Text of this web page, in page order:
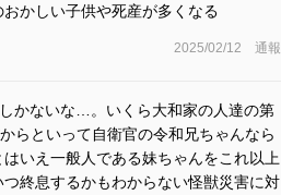
かしい子供や死産が多くなる
2025/02/12 通報
かないな…。いくら大和家の人達の第
らといって自衛官の令和兄ちゃんなら
いえ一般人である妹ちゃんをこれ以上
終息するかもわからない怪獣災害に対